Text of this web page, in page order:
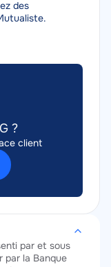
des
?
client
par et sous
par la Banque